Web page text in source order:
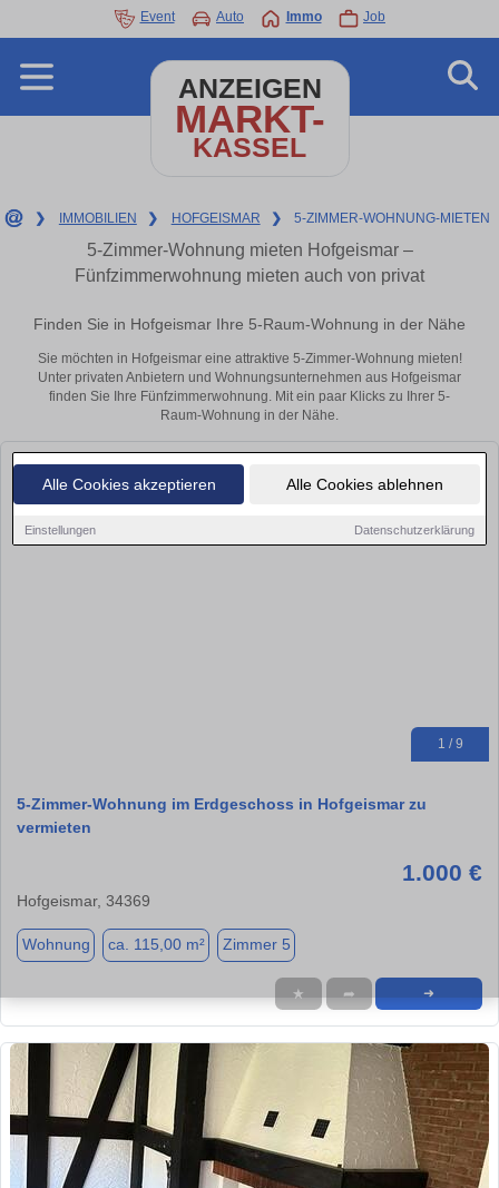
Alle Cookies akzeptieren Alle Cookies ablehnen
Einstellungen Datenschutzerklärung
Event Auto Immo Job
ANZEIGEN
MARKT-
KASSEL
❯ IMMOBILIEN ❯ HOFGEISMAR ❯ 5-ZIMMER-WOHNUNG-MIETEN
5-Zimmer-Wohnung mieten Hofgeismar –
Fünfzimmerwohnung mieten auch von privat
Finden Sie in Hofgeismar Ihre 5-Raum-Wohnung in der Nähe
Sie möchten in Hofgeismar eine attraktive 5-Zimmer-Wohnung mieten!
Unter privaten Anbietern und Wohnungsunternehmen aus Hofgeismar
finden Sie Ihre Fünfzimmerwohnung. Mit ein paar Klicks zu Ihrer 5-
Raum-Wohnung in der Nähe.
1 / 9
5-Zimmer-Wohnung im Erdgeschoss in Hofgeismar zu
vermieten
1.000 €
Hofgeismar, 34369
Wohnung ca. 115,00 m² Zimmer 5
★ ➦ ➜